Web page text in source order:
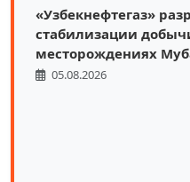
«Узбекнефтегаз»
стабилизации
месторождениях
05.08.2026